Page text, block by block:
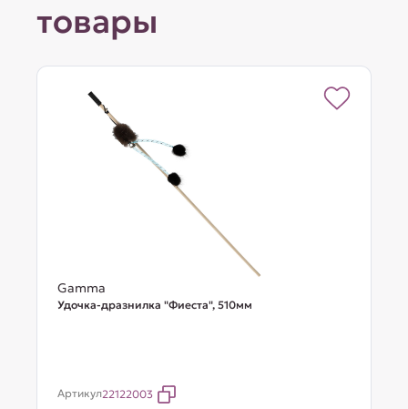
товары
Gamma
Удочка-дразнилка "Фиеста", 510мм
Артикул22122003